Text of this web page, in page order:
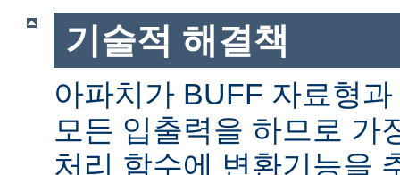
기술적 해결책
아파치가 BUFF 자료형
모든 입출력을 하므로 가
처리 함수에 변환기능을